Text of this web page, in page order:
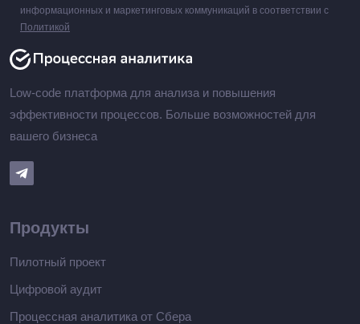
информационных и маркетинговых коммуникаций в соответствии с
Политикой
Low-code платформа для анализа и повышения
эффективности процессов. Больше возможностей для
вашего бизнеса
Продукты
Пилотный проект
Цифровой аудит
Процессная аналитика от Сбера